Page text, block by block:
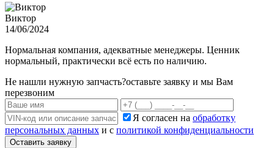
Виктор
14/06/2024
Нормальная компания, адекватные менеджеры. Ценник
нормальный, практически всё есть по наличию.
Не нашли нужную запчасть?оставьте заявку и мы Вам
перезвоним
Я согласен на обработку
персональных данных и с политикой конфиденциальности
Оставить заявку